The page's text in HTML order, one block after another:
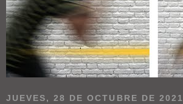
JUEVES, 28 DE OCTUBRE DE 2021